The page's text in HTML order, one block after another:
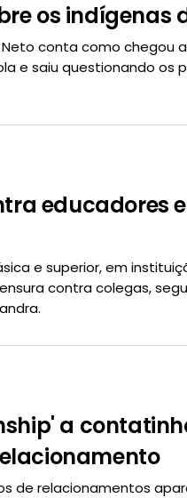
os indígenas
conta como chegou
e saiu questionando os
educadores
e superior, em
contra colegas,
a
de relacionamentos